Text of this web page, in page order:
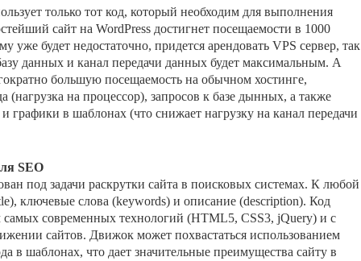
только тот код, который необходим для выполнения
сайт на WordPress достигнет посещаемости в 1000
уже будет недостаточно, придется арендовать VPS сервер, так
данных и канал передачи данных будет максимальным. А
большую посещаемость на обычном хостинге,
(нагрузка на процессор), запросов к базе дынных, а также
графики в шаблонах (что снижает нагрузку на канал передачи
SEO
под задачи раскрутки сайта в поисковых системах. К любой
ключевые слова (keywords) и описание (description). Код
современных технологий (HTML5, CSS3, jQuery) и с
сайтов. Движок может похвастаться использованием
в шаблонах, что дает значительные преимущества сайту в